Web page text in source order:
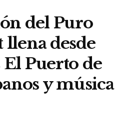
del Puro
llena desde
El Puerto de
y música